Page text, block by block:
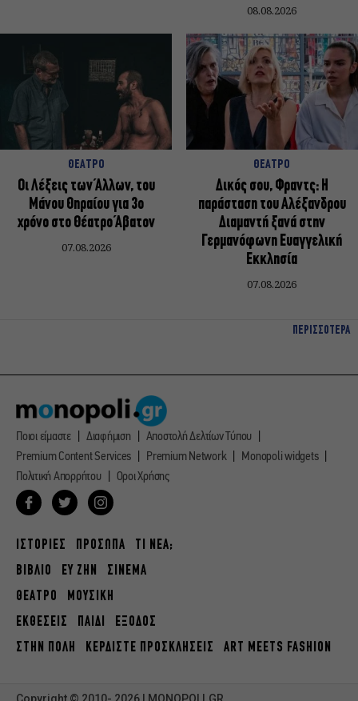
08.08.2026
ΘΕΑΤΡΟ
Οι Λέξεις των Άλλων, του
Μάνου Θηραίου για 3ο
χρόνο στο Θέατρο Άβατον
07.08.2026
ΘΕΑΤΡΟ
Δικός σου, Φραντς: Η
παράσταση του Αλέξανδρου
Διαμαντή ξανά στην
Γερμανόφωνη Ευαγγελική
Εκκλησία
07.08.2026
ΠΕΡΙΣΣΟΤΕΡΑ
Ποιοι είμαστε Διαφήμιση
Αποστολή Δελτίων Τύπου
Premium Content Services
Premium Network
Monopoli widgets
Πολιτική Απορρήτου
Οροι Χρήσης
ΙΣΤΟΡΙΕΣ ΠΡΟΣΩΠΑ
ΤΙ ΝΕΑ;
ΒΙΒΛΙΟ
ΕΥ ΖΗΝ
ΣΙΝΕΜΑ
ΘΕΑΤΡΟ
ΜΟΥΣΙΚΗ
ΕΚΘΕΣΕΙΣ
ΠΑΙΔΙ
ΕΞΟΔΟΣ
ΣΤΗΝ ΠΟΛΗ
ΚΕΡΔΙΣΤΕ ΠΡΟΣΚΛΗΣΕΙΣ ART MEETS FASHION